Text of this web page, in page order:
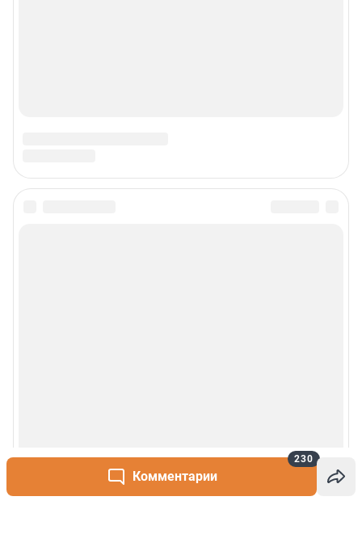
Комментарии
230